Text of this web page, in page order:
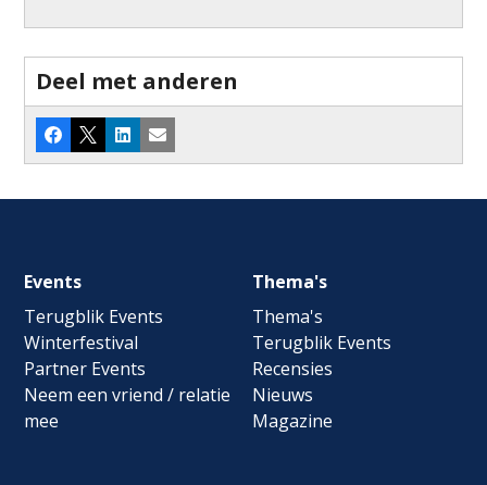
Deel met anderen
Facebook
X LinkedInE-mail
Footer
navigation
Events
Terugblik Events
Winterfestival
Partner Events
Neem een vriend / relatie
mee
Thema's
Thema's
Terugblik Events
Recensies
Nieuws
Magazine